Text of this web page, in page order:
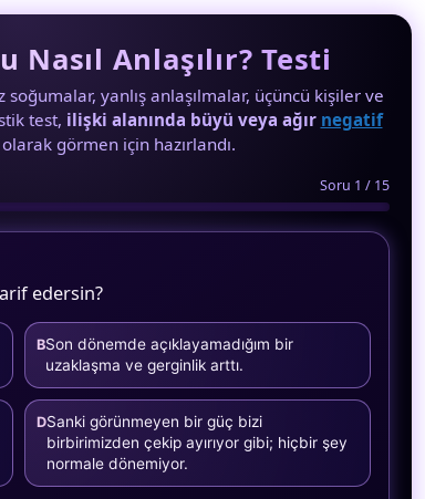
Anlaşılır? Testi
yanlış anlaşılmalar, üçüncü kişiler ve
test, ilişki alanında büyü veya ağır negatif
görmen için hazırlandı.
Soru 1 / 15
edersin?
BSon dönemde açıklayamadığım bir
uzaklaşma ve gerginlik arttı.
DSanki görünmeyen bir güç bizi
birbirimizden çekip ayırıyor gibi; hiçbir şey
normale dönemiyor.